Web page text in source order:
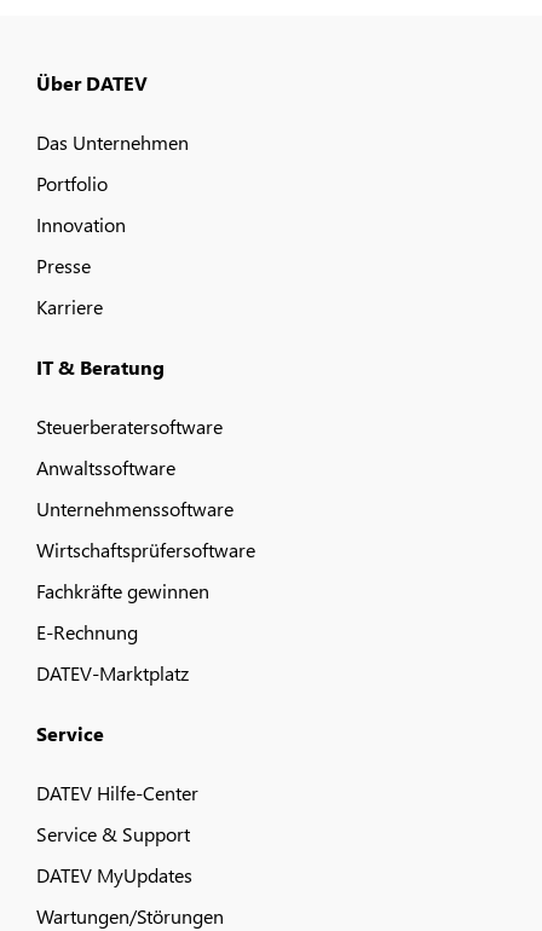
Über DATEV
Das Unternehmen
Portfolio
Innovation
Presse
Karriere
IT & Beratung
Steuerberatersoftware
Anwaltssoftware
Unternehmenssoftware
Wirtschaftsprüfersoftware
Fachkräfte gewinnen
E-Rechnung
DATEV-Marktplatz
Service
DATEV Hilfe-Center
Service & Support
DATEV MyUpdates
Wartungen/Störungen